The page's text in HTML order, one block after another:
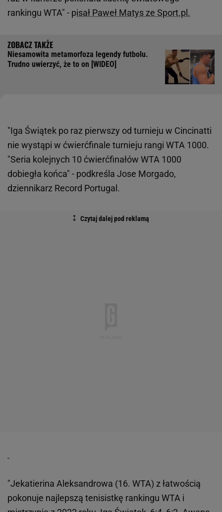
rankingu WTA" - pisał Paweł Matys ze Sport.pl.
Niesamowita metamorfoza legendy futbolu.
Trudno uwierzyć, że to on [WIDEO]
"Iga Świątek po raz pierwszy od turnieju w Cincinatti
nie wystąpi w ćwierćfinale turnieju rangi WTA 1000.
"Seria kolejnych 10 ćwierćfinałów WTA 1000
dobiegła końca" - podkreśla Jose Morgado,
dziennikarz Record Portugal.
"Jekatierina Aleksandrowa (16. WTA) z łatwością
pokonuje najlepszą tenisistkę rankingu WTA i